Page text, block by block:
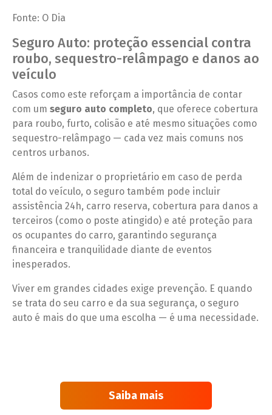
Fonte: O Dia
Seguro Auto: proteção essencial contra
roubo, sequestro-relâmpago e danos ao
veículo
Casos como este reforçam a importância de contar
com um seguro auto completo, que oferece cobertura
para roubo, furto, colisão e até mesmo situações como
sequestro-relâmpago — cada vez mais comuns nos
centros urbanos.
Além de indenizar o proprietário em caso de perda
total do veículo, o seguro também pode incluir
assistência 24h, carro reserva, cobertura para danos a
terceiros (como o poste atingido) e até proteção para
os ocupantes do carro, garantindo segurança
financeira e tranquilidade diante de eventos
inesperados.
Viver em grandes cidades exige prevenção. E quando
se trata do seu carro e da sua segurança, o seguro
auto é mais do que uma escolha — é uma necessidade.
Saiba mais